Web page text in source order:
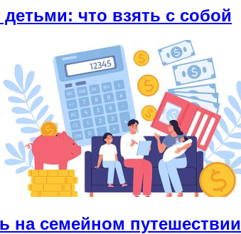
что взять с собой
на семейном путешествии